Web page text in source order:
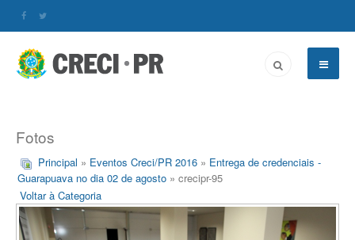
Fotos
Principal » Eventos Creci/PR 2016 » Entrega de credenciais -
Guarapuava no dia 02 de agosto » crecipr-95
Voltar à Categoria